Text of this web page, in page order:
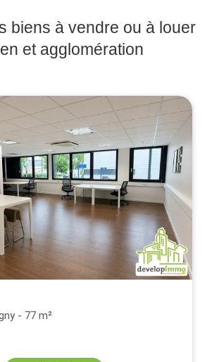
biens à vendre ou à louer
et agglomération
- 77 m²